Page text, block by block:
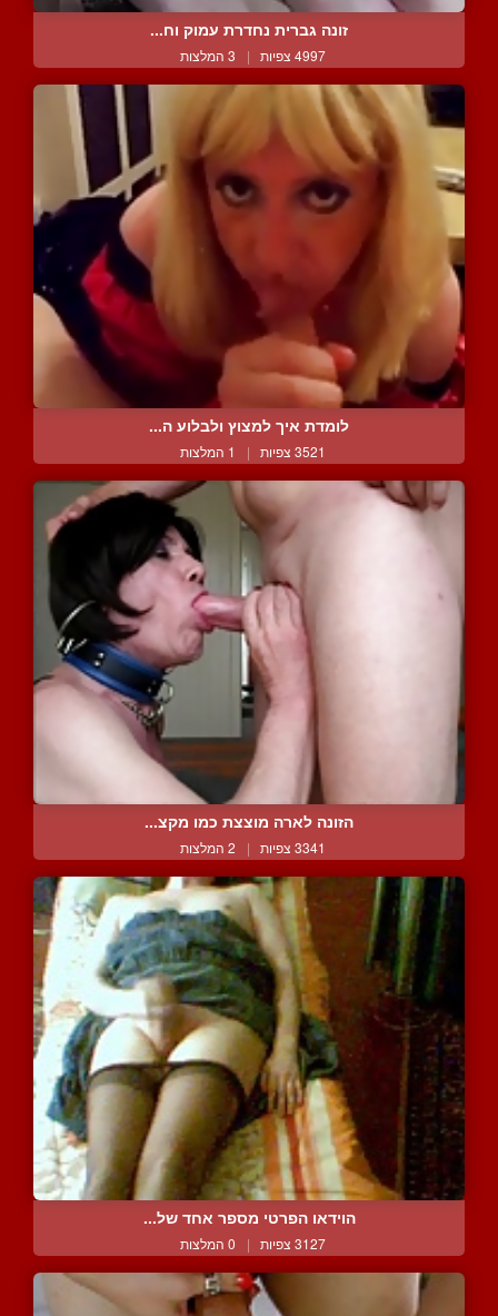
זונה גברית נחדרת עמוק וח...
4997 צפיות | 3 המלצות
לומדת איך למצוץ ולבלוע ה...
3521 צפיות | 1 המלצות
הזונה לארה מוצצת כמו מקצ...
3341 צפיות | 2 המלצות
הוידאו הפרטי מספר אחד של...
3127 צפיות | 0 המלצות